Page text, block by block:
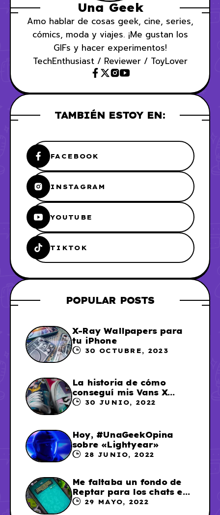
Una Geek
Amo hablar de cosas geek, cine, series,
cómics, moda y viajes. ¡Me gustan los
GIFs y hacer experimentos!
TechEnthusiast / Reviewer / ToyLover
TAMBIÉN ESTOY EN:
FACEBOOK
INSTAGRAM
YOUTUBE
TIKTOK
POPULAR POSTS
X-Ray Wallpapers para
tu iPhone
30 OCTUBRE, 2023
La historia de cómo
conseguí mis Vans X
Sailor Moon
30 JUNIO, 2022
Hoy, #UnaGeekOpina
sobre «Lightyear»
28 JUNIO, 2022
Me faltaba un fondo de
Reptar para los chats en
WhatsApp, así que me lo
29 MAYO, 2022